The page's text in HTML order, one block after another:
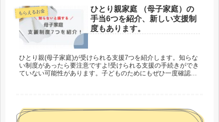
もらえるお金
ひとり親家庭 （母子家庭）の
手当6つを紹介、新しい支援制
度もあります。
ひとり親(母子家庭)が受けられる支援7つを紹介します。知らな
い制度があったら要注意ですよ!受けられる支援の手続きができ
ていない可能性があります。子どものためにもぜひ一度確認し